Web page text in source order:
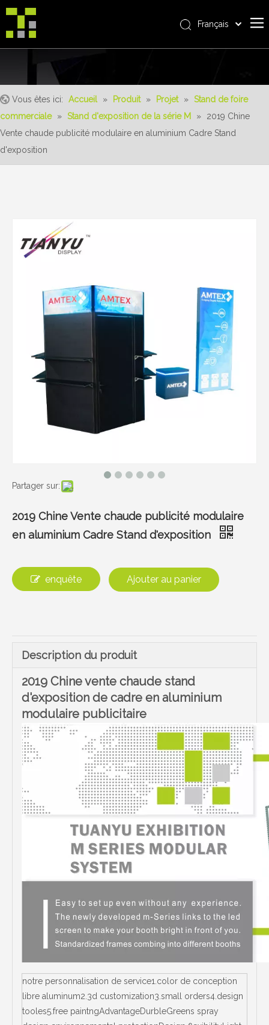
À propos de nous
Produit
Un service
Français
Vous êtes ici: Accueil » Produit » Projet » Stand de foire
commerciale
» Stand d'exposition de la série M »
2019 Chine
Vente chaude publicité modulaire en aluminium Cadre Stand
d'exposition
Partager sur:
2019 Chine Vente chaude publicité modulaire
en aluminium Cadre Stand d'exposition
enquête Ajouter au panier
Description du produit
2019 Chine vente chaude stand
d'exposition de cadre en aluminium
modulaire publicitaire
notre personnalisation de service1.color de conception
libre aluminum2.3d customization3.small orders4.design
tooles5.free paintngAdvantageDurbleGreens spray